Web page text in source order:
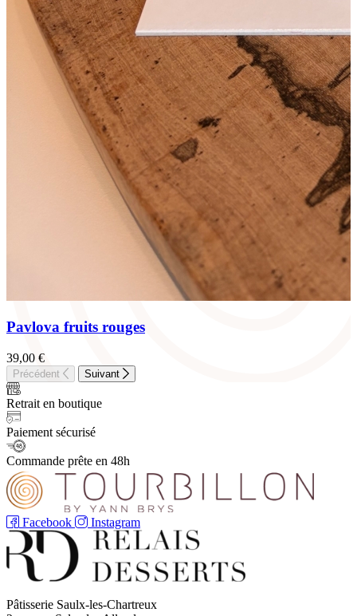
Pavlova fruits rouges
39,00 €
Précédent Suivant
Retrait en boutique
Paiement sécurisé
Commande prête en 48h
Facebook Instagram
Pâtisserie Saulx-les-Chartreux